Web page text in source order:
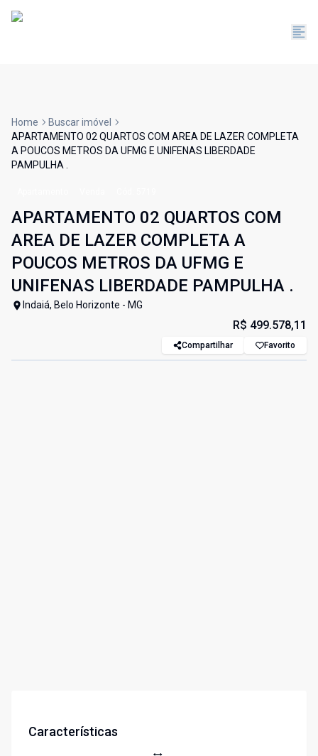
Home
Buscar imóvel
APARTAMENTO 02 QUARTOS COM AREA DE LAZER COMPLETA
A POUCOS METROS DA UFMG E UNIFENAS LIBERDADE
PAMPULHA .
APARTAMENTO 02 QUARTOS COM
AREA DE LAZER COMPLETA A
POUCOS METROS DA UFMG E
UNIFENAS LIBERDADE PAMPULHA .
Indaiá, Belo Horizonte - MG
R$ 499.578,11
Compartilhar Favorito
Características